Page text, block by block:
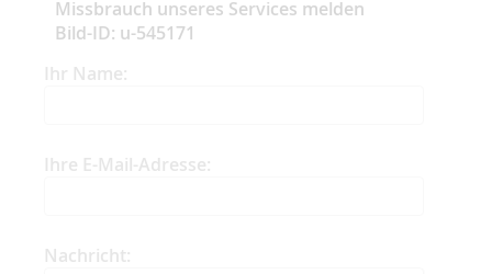
Missbrauch unseres Services melden
Bild-ID: u-545171
Ihr Name:
Ihre E-Mail-Adresse:
Nachricht: